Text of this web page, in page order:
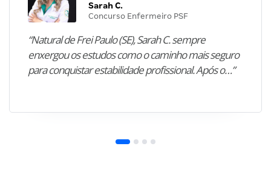
Sarah C.
Concurso Enfermeiro PSF
“Natural de Frei Paulo (SE), Sarah C. sempre
enxergou os estudos como o caminho mais seguro
para conquistar estabilidade profissional. Após o…”